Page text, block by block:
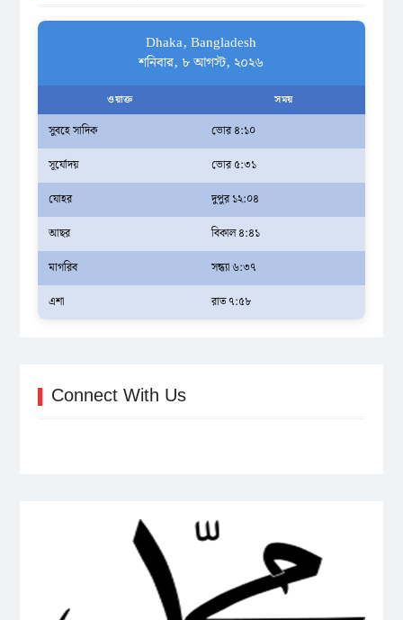
Dhaka, Bangladesh
শনিবার, ৮ আগস্ট, ২০২৬
ওয়াক্ত সময়
সুবহে সাদিক
ভোর ৪:১০
সূর্যোদয়
ভোর ৫:৩১
যোহর
দুপুর ১২:০৪
আছর
বিকাল ৪:৪১
মাগরিব
সন্ধ্যা ৬:৩৭
এশা
রাত ৭:৫৮
Connect With Us